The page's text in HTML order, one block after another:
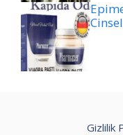
Gizlilik